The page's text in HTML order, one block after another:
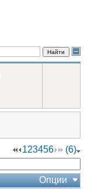
Найти
123456 (6)
Опции